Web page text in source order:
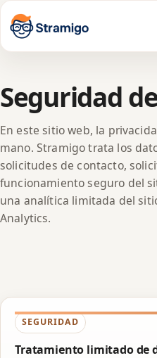
🇪🇸
Seguridad
En este sitio web, la
mano. Stramigo trata los
solicitudes de contacto,
funcionamiento seguro del
una analítica limitada del
Analytics.
SEGURIDAD
Tratamiento limitado de